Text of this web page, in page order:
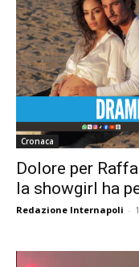
Cronaca
Dolore per
la showgirl ha
Redazione Internapoli -